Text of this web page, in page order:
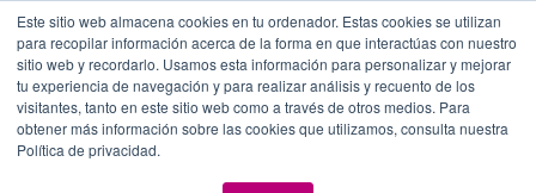
Este sitio web almacena cookies en tu ordenador. Estas cookies se utilizan
para recopilar información acerca de la forma en que interactúas con nuestro
sitio web y recordarlo. Usamos esta información para personalizar y mejorar
tu experiencia de navegación y para realizar análisis y recuento de los
visitantes, tanto en este sitio web como a través de otros medios. Para
obtener más información sobre las cookies que utilizamos, consulta nuestra
Política de privacidad.
Lean IT Essentials